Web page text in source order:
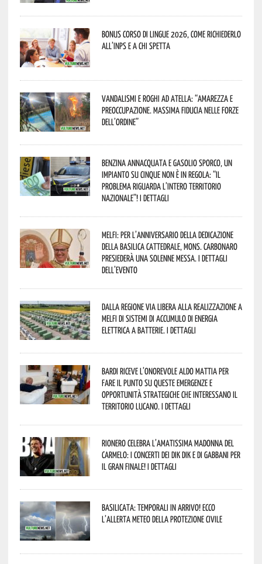
Bonus corso di lingue 2026, come richiederlo
all’INPS e a chi spetta
Vandalismi e roghi ad Atella: “Amarezza e
preoccupazione. Massima fiducia nelle Forze
dell’Ordine”
Benzina annacquata e gasolio sporco, un
impianto su cinque non è in regola: “il
problema riguarda l’intero territorio
Nazionale”! I dettagli
Melfi: per l’anniversario della Dedicazione
della Basilica Cattedrale, Mons. Carbonaro
presiederà una solenne messa. I dettagli
dell’evento
Dalla Regione via libera alla realizzazione a
Melfi di sistemi di accumulo di energia
elettrica a batterie. I dettagli
Bardi riceve l’onorevole Aldo Mattia per
fare il punto su queste emergenze e
opportunità strategiche che interessano il
territorio lucano. I dettagli
Rionero celebra l’amatissima Madonna del
Carmelo: i concerti dei DIK DIK e di Gabbani per
il gran finale! I dettagli
Basilicata: temporali in arrivo! Ecco
l’allerta meteo della Protezione civile